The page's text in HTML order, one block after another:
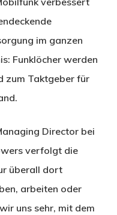
im ganzen
Funklöcher werden
zum Taktgeber für
Director bei
verfolgt die
überall dort
arbeiten oder
uns sehr, mit dem